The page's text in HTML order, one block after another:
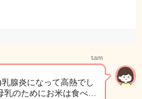
tam
腺炎になって高熱でし
乳のためにお米は食べ…